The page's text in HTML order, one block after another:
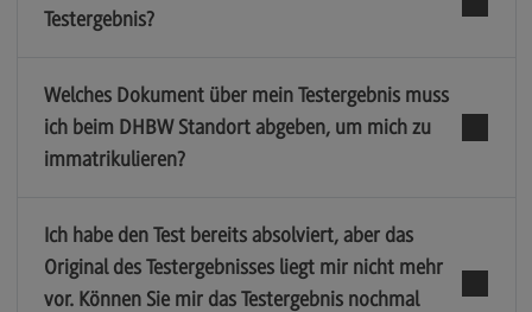
Testergebnis?
Welches Dokument über mein Testergebnis muss
ich beim DHBW Standort abgeben, um mich zu
immatrikulieren?
Ich habe den Test bereits absolviert, aber das
Original des Testergebnisses liegt mir nicht mehr
vor. Können Sie mir das Testergebnis nochmal